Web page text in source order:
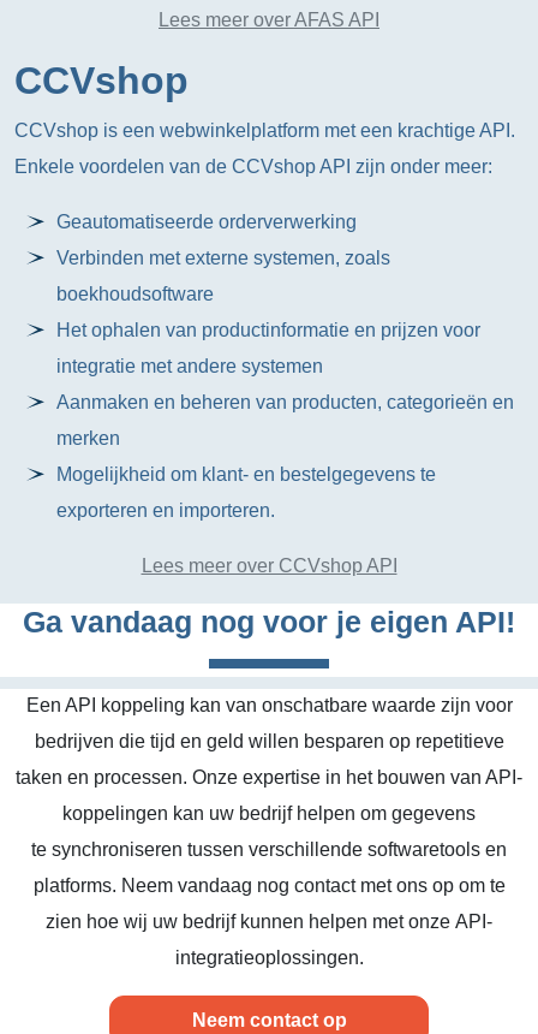
Lees meer over AFAS API
CCVshop
CCVshop is een webwinkelplatform met een krachtige API.
Enkele voordelen van de CCVshop API zijn onder meer:
Geautomatiseerde orderverwerking
Verbinden met externe systemen, zoals
boekhoudsoftware
Het ophalen van productinformatie en prijzen voor
integratie met andere systemen
Aanmaken en beheren van producten, categorieën en
merken
Mogelijkheid om klant- en bestelgegevens te
exporteren en importeren.
Lees meer over CCVshop API
Ga vandaag nog voor je eigen API!
Een API koppeling kan van onschatbare waarde zijn voor
bedrijven die tijd en geld willen besparen op repetitieve
taken en processen. Onze expertise in het bouwen van API-
koppelingen kan uw bedrijf helpen om gegevens
te synchroniseren tussen verschillende softwaretools en
platforms. Neem vandaag nog contact met ons op om te
zien hoe wij uw bedrijf kunnen helpen met onze API-
integratieoplossingen.
Neem contact op